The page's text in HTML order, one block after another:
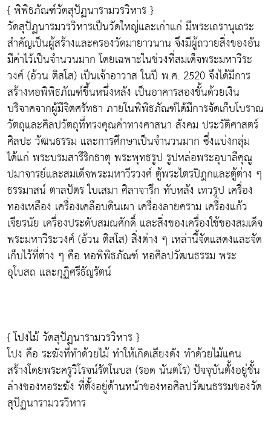
{ พิพิธภัณฑ์วัดสุปัฏนารามวรวิหาร }
วัดสุปัฏนารมวรวิหารเป็นวัดใหญ่และเก่าแก่ มีพระเถรานุเถระ
สำคัญเป็นผู้สร้างและครองวัดมายาวนาน จึงมีผู้ถวายสิ่งของอัน
มีค่าไว้เป็นจำนวนมาก โดยเฉพาะในช่วงที่สมเด็จพระมหาวีระ
วงศ์ (อ้วน ติสโส) เป็นเจ้าอาวาส ในปี พ.ศ. 2520 จึงได้มีการ
สร้างหอพิพิธภัณฑ์ขึ้นหนึ่งหลัง เป็นอาคารสองชั้นด้วยเงิน
บริจาคจากผู้มีจิตศรัทธา ภายในพิพิธภัณฑ์ได้มีการจัดเก็บโบราณ
วัตถุและศิลปวัตถุที่ทรงคุณค่าทางศาสนา สังคม ประวัติศาสตร์
ศิลปะ วัฒนธรรม และการศึกษาเป็นจำนวนมาก ซึ่งแบ่งกลุ่ม
ได้แก่ พระบรมสารีริกธาตุ พระพุทธรูป รูปหล่อพระอุบาลีคุณู
ปมาจารย์และสมเด็จพระมหาวีรวงศ์ ตู้พระไตรปิฎกและตู้ต่าง ๆ
ธรรมาสน์ ตาลปัตร ใบเสมา ศิลาจารึก ทับหลัง เทวรูป เครื่อง
ทองเหลือง เครื่องเคลือบดินเผา เครื่องลายคราม เครื่องแก้ว
เจียรนัย เครื่องประดับสมณศักดิ์ และสิ่งของเครื่องใช้ของสมเด็จ
พระมหาวีระวงศ์ (อ้วน ติสโส) สิ่งต่าง ๆ เหล่านี้จัดแสดงและจัด
เก็บไว้ที่ต่าง ๆ คือ หอพิพิธภัณฑ์ หอศิลปวัฒนธรรม พระ
อุโบสถ และกุฏิศรีธัญรัตน์
{ โปงไม้ วัดสุปัฏนารามวรวิหาร }
โปง คือ ระฆังที่ทำด้วยไม้ ทำให้เกิดเสียงดัง ทำด้วยไม้แคน
สร้างโดยพระครูวิโรจน์รัตโนบล (รอด นันตโร) ปัจจุบันตั้งอยู่ชั้น
ล่างของหอระฆัง ที่ตั้งอยู่ด้านหน้าของหอศิลปวัฒนธรรมของวัด
สุปัฏนารามวรวิหาร